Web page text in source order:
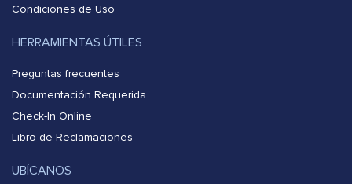
Condiciones de Uso
HERRAMIENTAS ÚTILES
Preguntas frecuentes
Documentación Requerida
Check-In Online
Libro de Reclamaciones
UBÍCANOS